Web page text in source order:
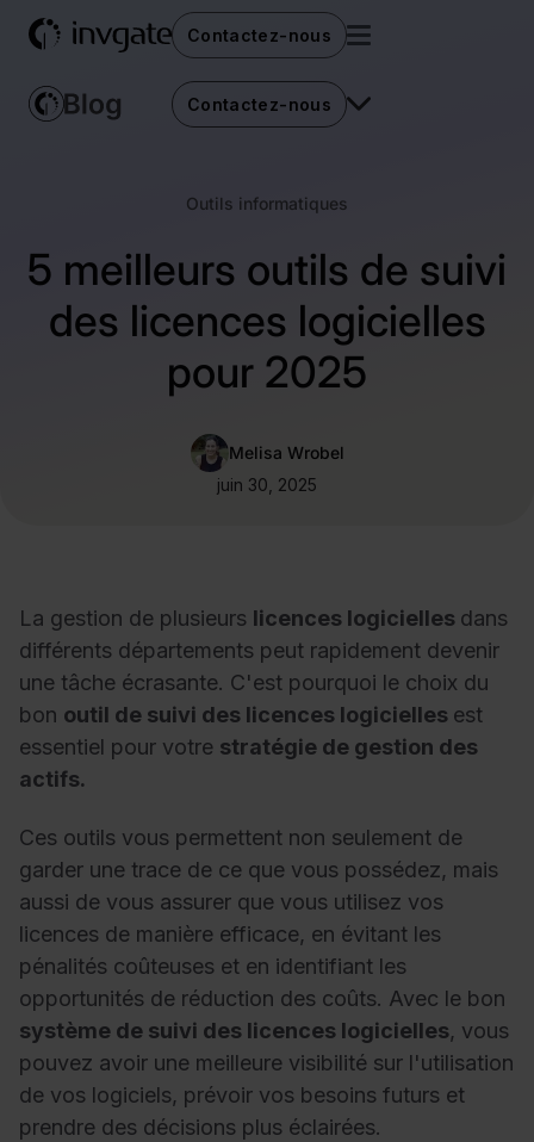
Contactez-nous
Contactez-nous
Outils informatiques
5 meilleurs outils de suivi
des licences logicielles
pour 2025
Melisa Wrobel
juin 30, 2025
La gestion de plusieurs licences logicielles dans
différents départements peut rapidement devenir
une tâche écrasante. C'est pourquoi le choix du
bon outil de suivi des licences logicielles est
essentiel pour votre stratégie de gestion des
actifs.
Ces outils vous permettent non seulement de
garder une trace de ce que vous possédez, mais
aussi de vous assurer que vous utilisez vos
licences de manière efficace, en évitant les
pénalités coûteuses et en identifiant les
opportunités de réduction des coûts. Avec le bon
système de suivi des licences logicielles, vous
pouvez avoir une meilleure visibilité sur l'utilisation
de vos logiciels, prévoir vos besoins futurs et
prendre des décisions plus éclairées.